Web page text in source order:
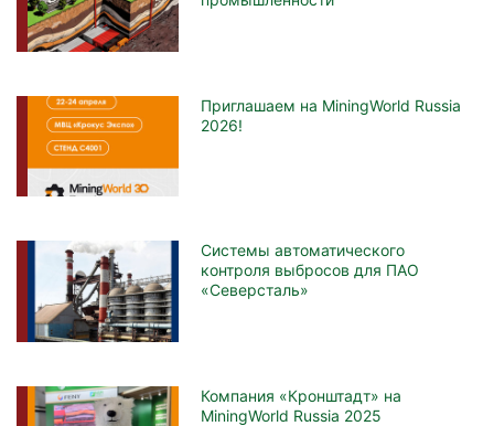
Приглашаем на MiningWorld Russia
2026!
Системы автоматического
контроля выбросов для ПАО
«Северсталь»
Компания «Кронштадт» на
MiningWorld Russia 2025